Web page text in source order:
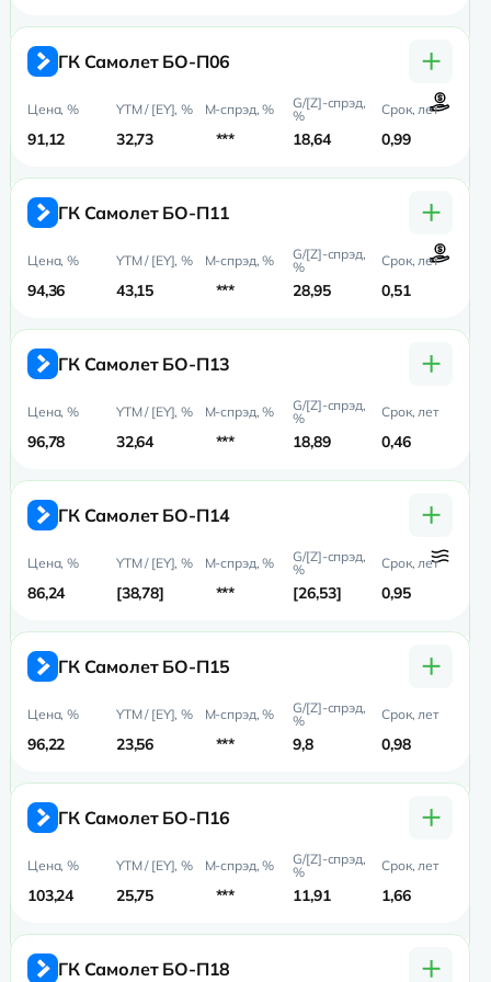
ГК Самолет БО-П06 +
91,12 32,73 *** 18,64 0,99
ГК Самолет БО-П11 +
94,36 43,15 *** 28,95 0,51
ГК Самолет БО-П13 +
96,78 32,64 *** 18,89 0,46
ГК Самолет БО-П14 +
86,24 38,78 *** 26,53 0,95
ГК Самолет БО-П15 +
96,22 23,56 *** 9,8 0,98
ГК Самолет БО-П16 +
103,24 25,75 *** 11,91 1,66
ГК Самолет БО-П18 +